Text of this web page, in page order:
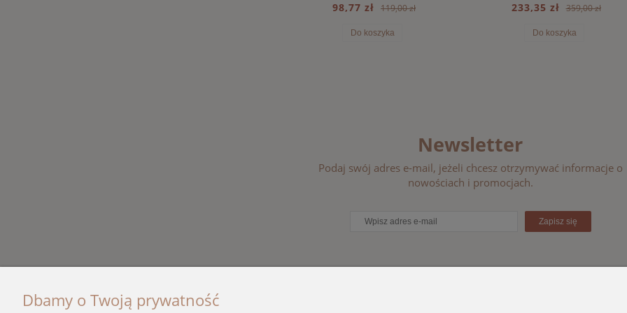
98,77 zł 119,00 zł
Do koszyka
233,35 zł 359,00 zł
Do koszyka
Newsletter
Podaj swój adres e-mail, jeżeli chcesz otrzymywać informacje o
nowościach i promocjach.
Zapisz się
Dbamy o Twoją prywatność